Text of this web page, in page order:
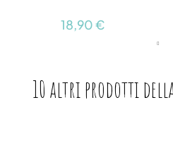
18,90 €
10 altri prodotti